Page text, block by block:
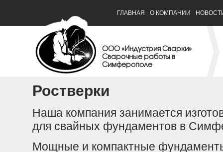
ГЛАВНАЯ О КОМПАНИИ
ООО «Индустрия Сварки»
Сварочные работы в
Симферополе
Ростверки
Наша компания занимается
для свайных фундаментов в
Мощные и компактные